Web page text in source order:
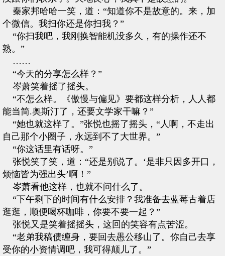
秦家邦哈哈一笑，道：“知道你不是故意的。来，加
个微信。我扫你还是你扫我？”
“你扫我吧，我刚换智能机没多久，有的操作还不
熟。”
……
“今天的分享怎么样？”
岑萧笑着摇了摇头。
“不怎么样。《傲慢与偏见》要都这样分析，人人都
能当简.奥斯汀了，还要文学家干嘛？”
“她也就这样了。”张悦也摇了摇头，“人啊，不走出
自己那个小圈子，永远到不了大世界。”
“你这话里有话呀。”
张悦笑了笑，道：“还是别说了。‘是非只因多开口，
烦恼皆为强出头’啊！”
岑萧看他这样，也就不问什么了。
“下午剩下的时间有什么安排？我准备去蓝莓古着店
逛逛，顺便喝杯咖啡，你要不要一起？”
张悦又是笑着摇摇头，这回的笑容有点苦涩。
“老弟我稿债缠身，要回去愚公移山了。你自己去享
受你的小资情调吧，我可得颠儿了。”